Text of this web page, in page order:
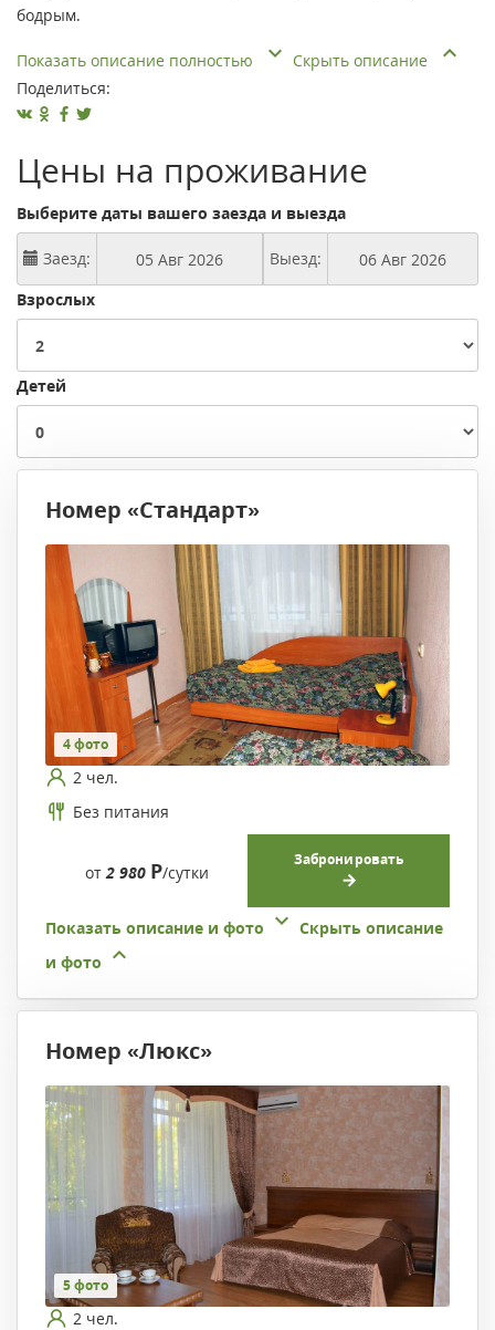
бодрым.
Показать описание полностью
Скрыть описание
Поделиться:
Цены на проживание
Выберите даты вашего заезда и выезда
Заезд:
Выезд:
Взрослых
Детей
Номер «Стандарт»
4 фото
2 чел.
Без питания
от2 980 Р/сутки
Забронировать
Показать описание и фото
Скрыть описание
и фото
Номер «Люкс»
5 фото
2 чел.